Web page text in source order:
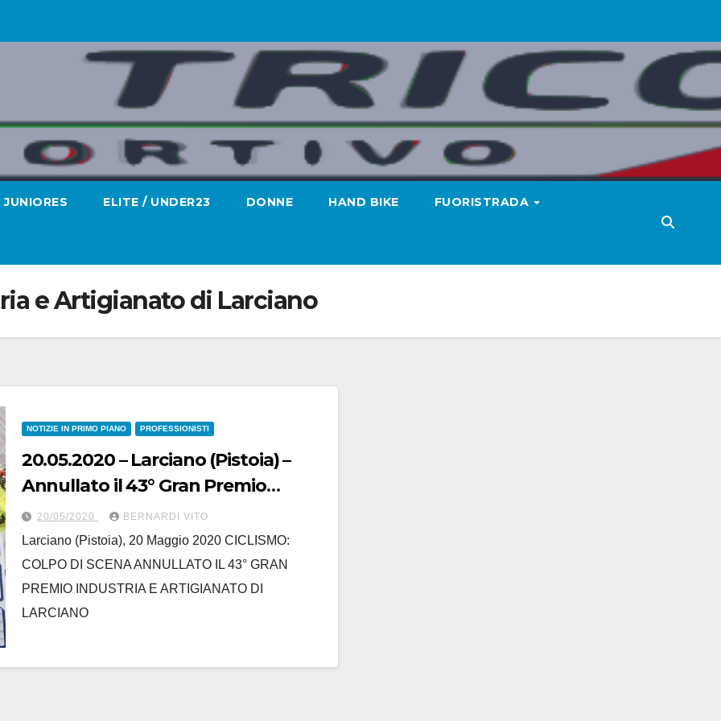
JUNIORES ELITE / UNDER23 DONNE HAND BIKE FUORISTRADA
e Artigianato di Larciano
NOTIZIE IN PRIMO PIANO PROFESSIONISTI
20.05.2020 – Larciano (Pistoia) –
Annullato il 43° Gran Premio
Industria e Artigianato di Larciano
a causa di problematiche legate
alla pandemia Covid19
20/05/2020 BERNARDI VITO
Larciano (Pistoia), 20 Maggio 2020 CICLISMO:
COLPO DI SCENA ANNULLATO IL 43° GRAN
PREMIO INDUSTRIA E ARTIGIANATO DI
LARCIANO